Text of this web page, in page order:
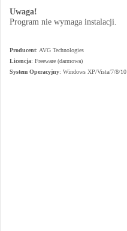
Uwaga!
Program nie wymaga instalacji.
Producent: AVG Technologies
Licencja: Freeware (darmowa)
System Operacyjny: Windows XP/Vista/7/8/10